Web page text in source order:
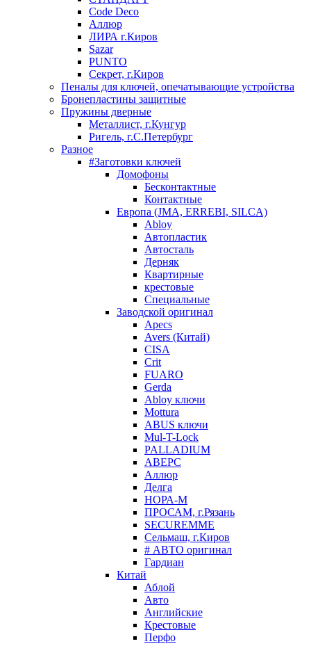
Code Deco
Аллюр
ЛИРА г.Киров
Sazar
PUNTO
Секрет, г.Киров
Пеналы для ключей, опечатывающие устройства
Бронепластины защитные
Пружины дверные
Металлист, г.Кунгур
Ригель, г.С.Петербург
Разное
#Заготовки ключей
Домофоны
Бесконтактные
Контактные
Европа (JMA, ERREBI, SILCA)
Abloy
Автопластик
Автосталь
Дерняк
Квартирные
крестовые
Специальные
Заводской оригинал
Apecs
Avers (Китай)
CISA
Crit
FUARO
Gerda
Abloy ключи
Mottura
ABUS ключи
Mul-T-Lock
PALLADIUM
АВЕРС
Аллюр
Делга
НОРА-М
ПРОСАМ, г.Рязань
SECUREMME
Сельмаш, г.Киров
# АВТО оригинал
Гардиан
Китай
Аблой
Авто
Английские
Крестовые
Перфо